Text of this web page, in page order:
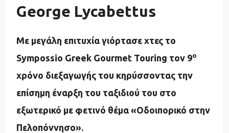
George Lycabettus
Με μεγάλη επιτυχία γιόρτασε χτες το
Sympossio Greek Gourmet Touring τον 9ο
χρόνο διεξαγωγής του κηρύσσοντας την
επίσημη έναρξη του ταξιδιού του στο
εξωτερικό με φετινό θέμα «Οδοιπορικό στην
Πελοπόννησο».